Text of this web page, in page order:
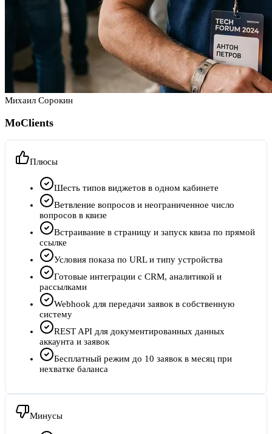
Михаил Сорокин
MoClients
Плюсы
Шесть типов виджетов в одном кабинете
Ветвление вопросов и неограниченное число
вопросов в квизе
Встраивание в страницу и запуск квиза по прямой
ссылке
Условия показа по URL и типу устройства
Готовые интеграции с CRM, аналитикой и
рассылками
Webhook для передачи заявок в собственную
систему
REST API для документированных данных
аккаунта и заявок
Бесплатный режим до 10 заявок в месяц при
нехватке баланса
Минусы